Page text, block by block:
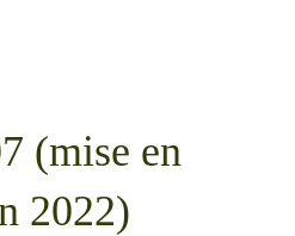
(mise en
2022)